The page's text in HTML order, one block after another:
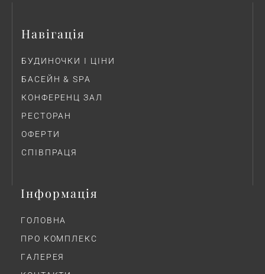
Навігація
БУДИНОЧКИ І ЦІНИ
БАСЕЙН & SPA
КОНФЕРЕНЦ ЗАЛ
РЕСТОРАН
ОФЕРТИ
СПІВПРАЦЯ
Інформація
ГОЛОВНА
ПРО КОМПЛЕКС
ГAЛЕРЕЯ